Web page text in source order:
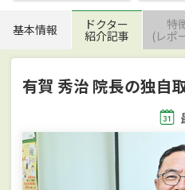
基本情報 ドクター
紹介記事
特
(レポ
有賀 秀治 院長の独自